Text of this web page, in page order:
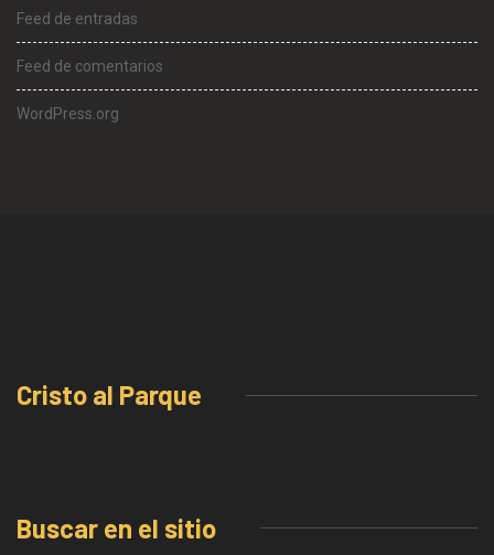
Feed de entradas
Feed de comentarios
WordPress.org
Cristo al Parque
Buscar en el sitio